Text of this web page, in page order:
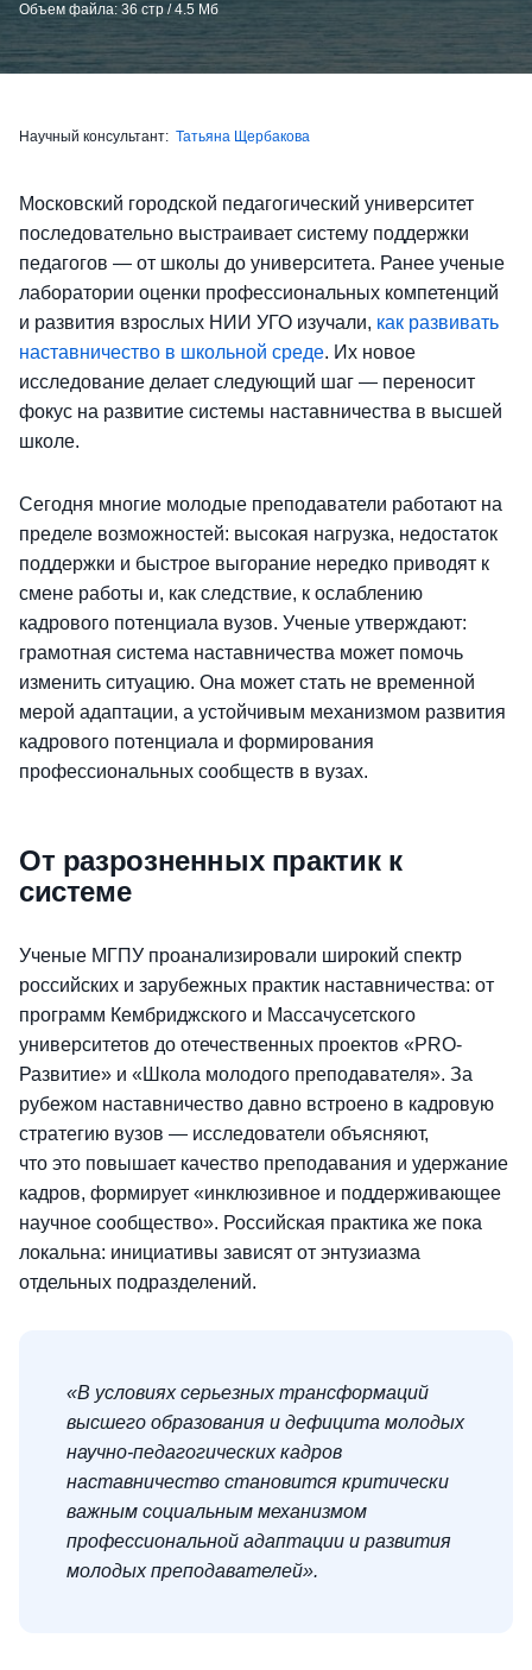
Объем файла: 36 стр / 4.5 Мб
Научный консультант: Татьяна Щербакова
Московский городской педагогический университет
последовательно выстраивает систему поддержки
педагогов — от школы до университета. Ранее ученые
лаборатории оценки профессиональных компетенций
и развития взрослых НИИ УГО изучали, как развивать
наставничество в школьной среде. Их новое
исследование делает следующий шаг — переносит
фокус на развитие системы наставничества в высшей
школе.
Сегодня многие молодые преподаватели работают на
пределе возможностей: высокая нагрузка, недостаток
поддержки и быстрое выгорание нередко приводят к
смене работы и, как следствие, к ослаблению
кадрового потенциала вузов. Ученые утверждают:
грамотная система наставничества может помочь
изменить ситуацию. Она может стать не временной
мерой адаптации, а устойчивым механизмом развития
кадрового потенциала и формирования
профессиональных сообществ в вузах.
От разрозненных практик к
системе
Ученые МГПУ проанализировали широкий спектр
российских и зарубежных практик наставничества: от
программ Кембриджского и Массачусетского
университетов до отечественных проектов «PRO-
Развитие» и «Школа молодого преподавателя». За
рубежом наставничество давно встроено в кадровую
стратегию вузов — исследователи объясняют,
что это повышает качество преподавания и удержание
кадров, формирует «инклюзивное и поддерживающее
научное сообщество». Российская практика же пока
локальна: инициативы зависят от энтузиазма
отдельных подразделений.
«В условиях серьезных трансформаций
высшего образования и дефицита молодых
научно-педагогических кадров
наставничество становится критически
важным социальным механизмом
профессиональной адаптации и развития
молодых преподавателей».